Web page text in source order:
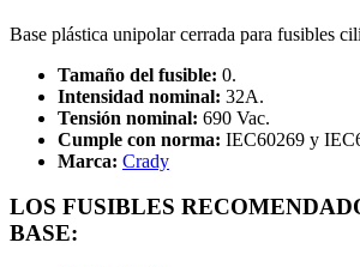
Base plástica unipolar cerrada para fusibles
Tamaño del fusible: 0.
Intensidad nominal: 32A.
Tensión nominal: 690 Vac.
Cumple con norma: IEC60269 y
Marca: Crady
LOS FUSIBLES
BASE: